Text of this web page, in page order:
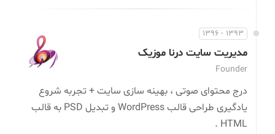
1393 - 1396
مدیریت سایت درنا موزیک
Founder
درج محتوای صوتی ، بهینه سازی سایت + تجربه شروع
یادگیری طراحی قالب WordPress و تبدیل PSD به قالب
HTML .